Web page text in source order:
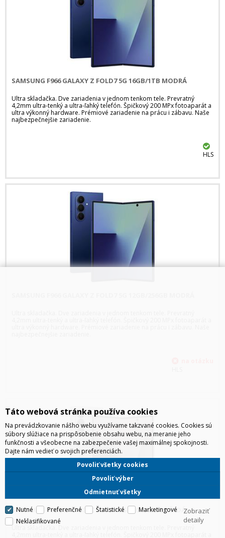
SAMSUNG F966 GALAXY Z FOLD7 5G 16GB/1TB MODRÁ
Ultra skladačka. Dve zariadenia v jednom tenkom tele. Prevratný
4,2mm ultra-tenký a ultra-ľahký telefón. Špičkový 200 MPx fotoaparát a
ultra výkonný hardware. Prémiové zariadenie na prácu i zábavu. Naše
najbezpečnejšie zariadenie.
HLS
SAMSUNG F966 GALAXY Z FOLD7 5G 12GB/256GB ŠEDÁ
Ultra skladačka. Dve zariadenia v jednom tenkom tele. Prevratný
Táto webová stránka používa cookies
Na prevádzkovanie nášho webu využívame takzvané cookies. Cookies sú
súbory slúžiace na prispôsobenie obsahu webu, na meranie jeho
funkčnosti a všeobecne na zabezpečenie vašej maximálnej spokojnosti.
Dajte nám vedieť o svojich preferenciách.
Odmietnuť všetky
Povoliť výber
Povoliť všetky cookies
Nutné Preferenčné Štatistické
Marketingové
Neklasifikované
Zobraziť
detaily